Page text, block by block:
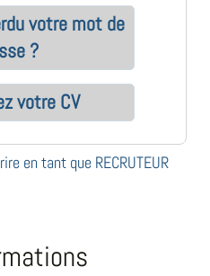
votre mot de
?
votre CV
en tant que RECRUTEUR